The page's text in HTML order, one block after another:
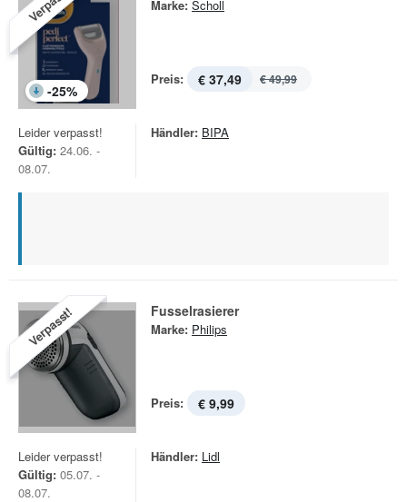
-25%
Marke: Scholl
Preis: € 37,49 € 49,99
Leider verpasst!
Gültig: 24.06. -
08.07.
Händler: BIPA
Verpasst! Fusselrasierer
Marke: Philips
Preis: € 9,99
Leider verpasst!
Gültig: 05.07. -
08.07.
Händler: Lidl